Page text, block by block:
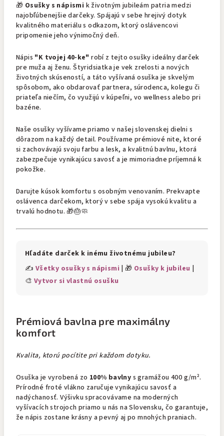
🎁 Osušky s nápismi k životným jubileám patria medzi
najobľúbenejšie darčeky. Spájajú v sebe hrejivý dotyk
kvalitného materiálu s odkazom, ktorý oslávencovi
pripomenie jeho výnimočný deň.
Nápis "K tvojej 40-ke" robí z tejto osušky ideálny darček
pre muža aj ženu. Štyridsiatka je vek zrelosti a nových
životných skúseností, a táto vyšívaná osuška je skvelým
spôsobom, ako obdarovať partnera, súrodenca, kolegu či
priateľa niečím, čo využijú v kúpeľni, vo wellness alebo pri
bazéne.
Naše osušky vyšívame priamo v našej slovenskej dielni s
dôrazom na každý detail. Používame prémiové nite, ktoré
si zachovávajú svoju farbu a lesk, a kvalitnú bavlnu, ktorá
zabezpečuje vynikajúcu savosť a je mimoriadne príjemná k
pokožke.
Darujte kúsok komfortu s osobným venovaním. Prekvapte
oslávenca darčekom, ktorý v sebe spája vysokú kvalitu a
trvalú hodnotu. 🎁🎂🧼
Hľadáte darček k inému životnému jubileu?
✍️ Všetky osušky s nápismi | 🎁 Osušky k jubileu
🎨 Vytvor si vlastnú osušku
Prémiová bavlna pre maximálny
komfort
Kvalita, ktorú pocítite pri každom dotyku.
Osuška je vyrobená zo 100% bavlny s gramážou 400 g/m².
Prírodné froté vlákno zaručuje vynikajúcu savosť a
nadýchanosť. Výšivku spracovávame na moderných
vyšívacích strojoch priamo u nás na Slovensku, čo garantuje,
že nápis zostane krásny a pevný aj po mnohých praniach.